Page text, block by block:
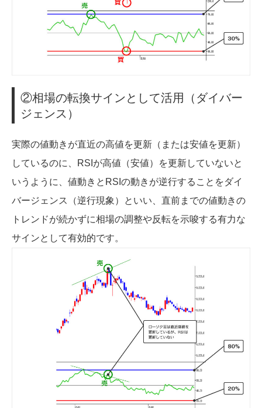
②相場の転換サインとして活用（ダイバー
ジェンス）
実際の値動きが直近の高値を更新（または安値を更新）
しているのに、RSIが高値（安値）を更新していないと
いうように、値動きとRSIの動きが逆行することをダイ
バージェンス（逆行現象）といい、直前までの値動きの
トレンドが続かずに相場の調整や反転を示唆する有力な
サインとして有効的です。